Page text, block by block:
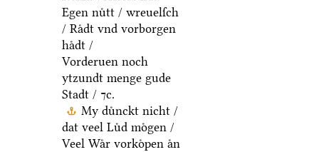
Egen nuͤtt / wreuelſch
/ Raͤdt vnd vorborgen
haͤdt /
Vorderuen noch
ytzundt menge gude
Stadt / ⁊c.
My duͤnckt nicht /
dat veel Luͤd moͤgen /
Veel Waͤr vorkoͤpen aͤn